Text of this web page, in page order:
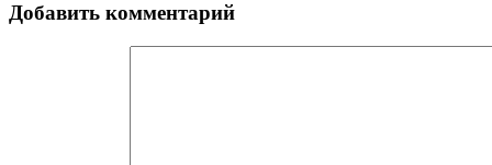
Добавить комментарий